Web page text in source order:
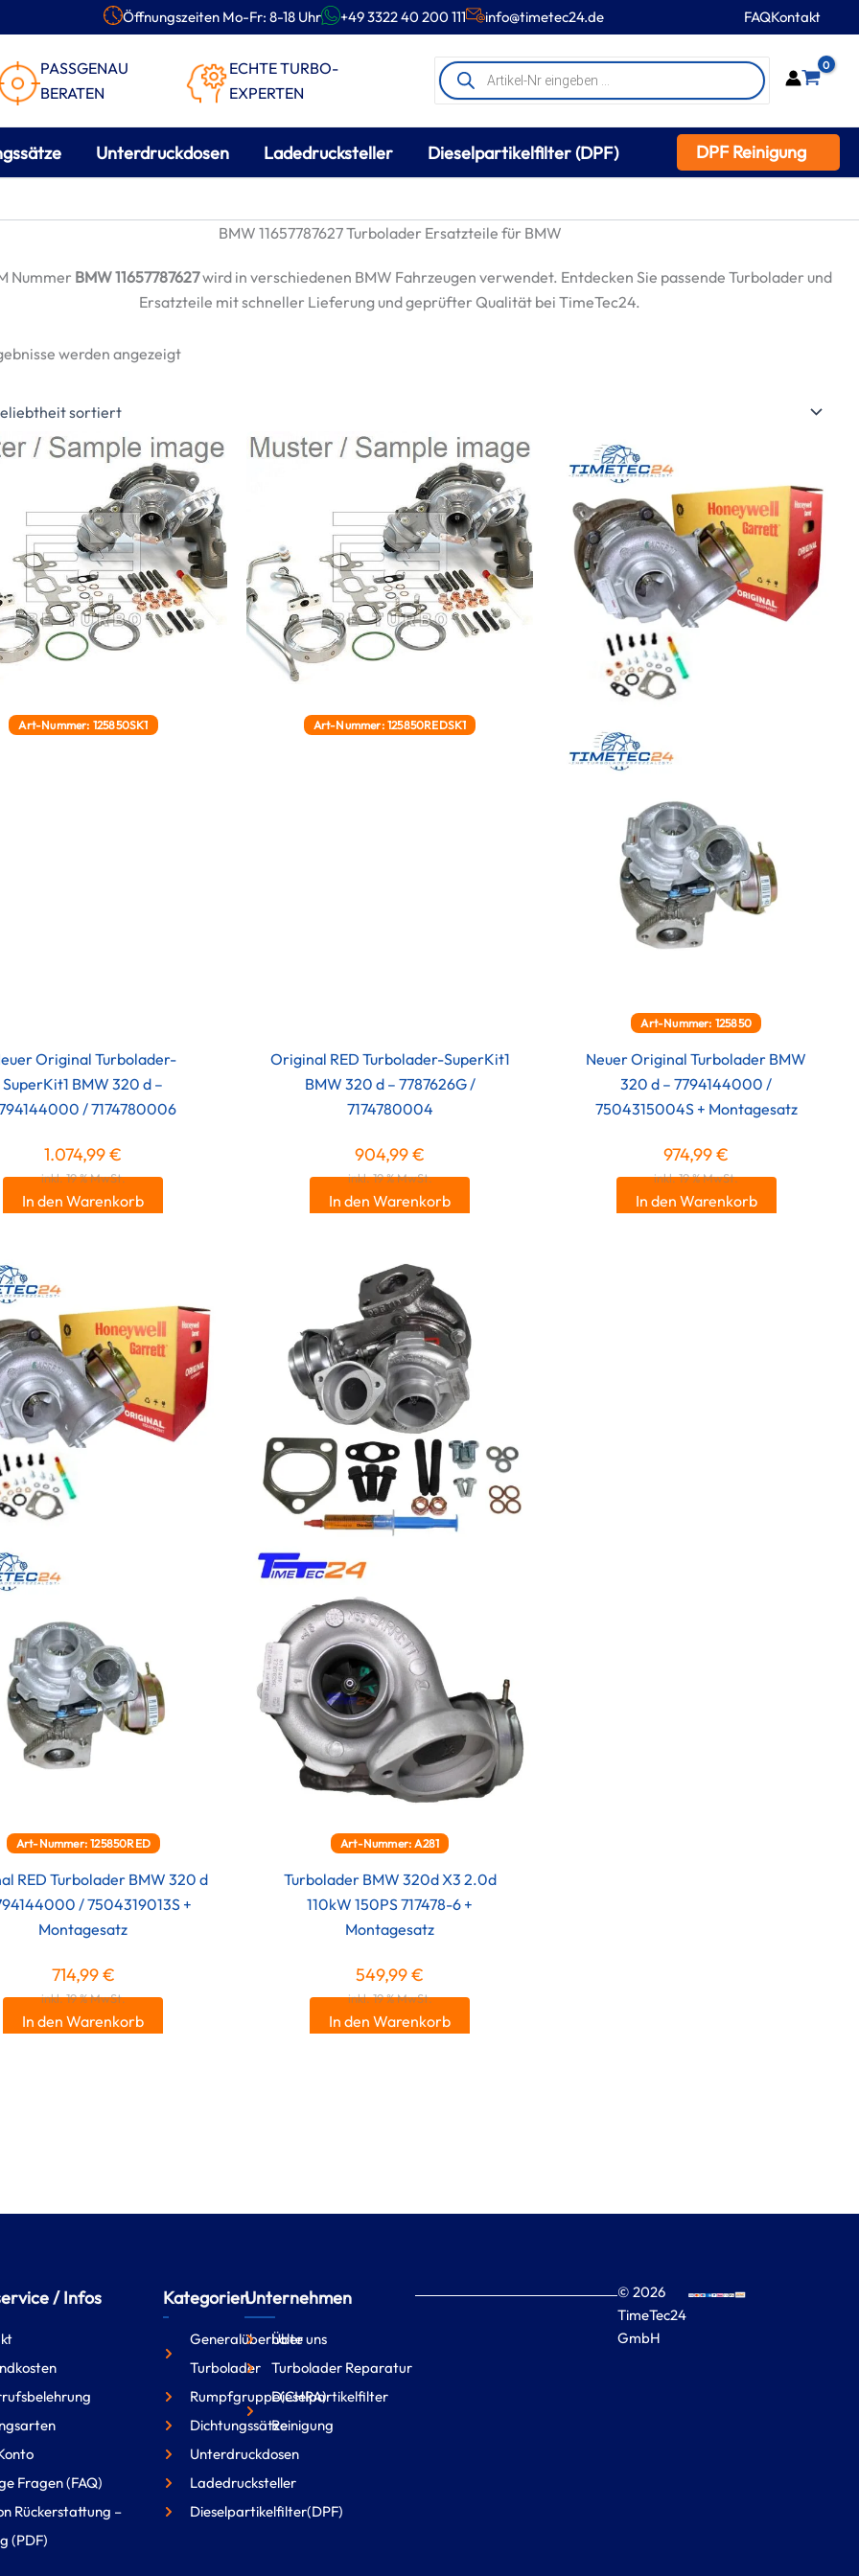
Öffnungszeiten Mo-Fr: 8-18 Uhr +49 3322 40 200 111 info@timetec24.de FAQKontakt
PASSGENAU
BERATEN
ECHTE TURBO-
EXPERTEN
Products
search
0
Unterdruckdosen Ladedrucksteller Dieselpartikelfilter (DPF) DPF Reinigung
BMW 11657787627 Turbolader Ersatzteile für BMW
Nummer BMW 11657787627wird in verschiedenen BMW Fahrzeugen verwendet. Entdecken Sie passende Turbolader und
Ersatzteile mit schneller Lieferung und geprüfter Qualität bei TimeTec24.
werden angezeigtNach
Art-Nummer: 125850SK1
Original Turbolader-
SuperKit1 BMW 320 d –
/ 7174780006
1.074,99€
inkl. 19 % MwSt.
In den Warenkorb
Art-Nummer: 125850REDSK1
Original RED Turbolader-SuperKit1
BMW 320 d – 7787626G /
7174780004
904,99€
inkl. 19 % MwSt.
In den Warenkorb
Art-Nummer: 125850
Neuer Original Turbolader BMW
320 d – 7794144000 /
7504315004S + Montagesatz
974,99€
inkl. 19 % MwSt.
In den Warenkorb
Art-Nummer: 125850RED
RED Turbolader BMW 320 d
/ 7504319013S +
Montagesatz
714,99€
inkl. 19 % MwSt.
In den Warenkorb
Art-Nummer: A281
Turbolader BMW 320d X3 2.0d
110kW 150PS 717478-6 +
Montagesatz
549,99€
inkl. 19 % MwSt.
In den Warenkorb
/ Infos
Fragen (FAQ)
Rückerstattung –
(PDF)
Kategorien
Generalüberholte
Turbolader
Rumpfgruppe(CHRA)
Dichtungssätze
Unterdruckdosen
Ladedrucksteller
Dieselpartikelfilter(DPF)
Unternehmen
Über uns
Turbolader Reparatur
Dieselpartikelfilter
Reinigung
© 2026
TimeTec24
GmbH